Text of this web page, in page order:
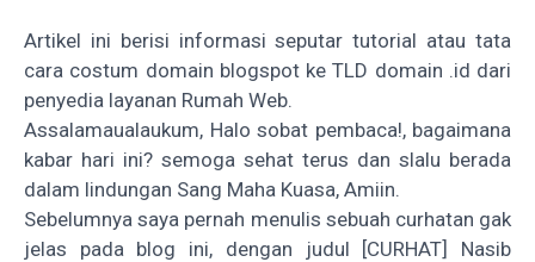
Artikel ini berisi informasi seputar tutorial atau tata
cara costum domain blogspot ke TLD domain .id dari
penyedia layanan Rumah Web.
Assalamaualaukum, Halo sobat pembaca!, bagaimana
kabar hari ini? semoga sehat terus dan slalu berada
dalam lindungan Sang Maha Kuasa, Amiin.
Sebelumnya saya pernah menulis sebuah curhatan gak
jelas pada blog ini, dengan judul [CURHAT] Nasib